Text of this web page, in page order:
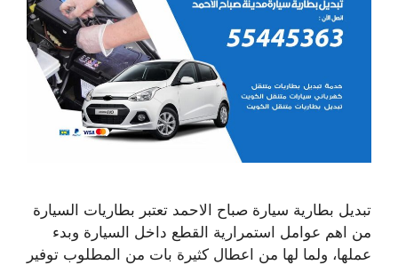
تبديل بطارية سيارة صباح الاحمد تعتبر بطاريات السيارة
من اهم عوامل استمرارية القطع داخل السيارة وبدء
عملها، ولما لها من اعطال كثيرة بات من المطلوب توفير